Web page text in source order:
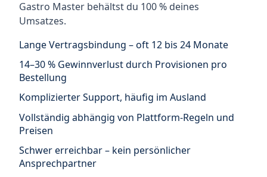
Gastro Master behältst du 100 % deines
Umsatzes.
Lange Vertragsbindung – oft 12 bis 24 Monate
14–30 % Gewinnverlust durch Provisionen pro
Bestellung
Komplizierter Support, häufig im Ausland
Vollständig abhängig von Plattform-Regeln und
Preisen
Schwer erreichbar – kein persönlicher
Ansprechpartner